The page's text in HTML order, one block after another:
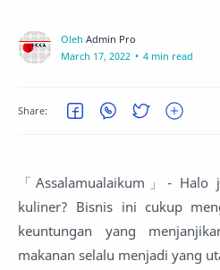
4 min read
「Assalamualaikum」-
kuliner? Bisnis ini cukup
keuntungan yang
makanan selalu menjadi yang